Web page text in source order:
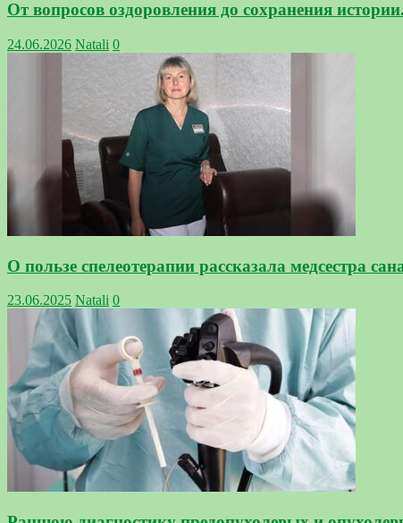
От вопросов оздоровления до сохранения
24.06.2026 Natali 0
О пользе спелеотерапии рассказала медсестра
23.06.2025 Natali 0